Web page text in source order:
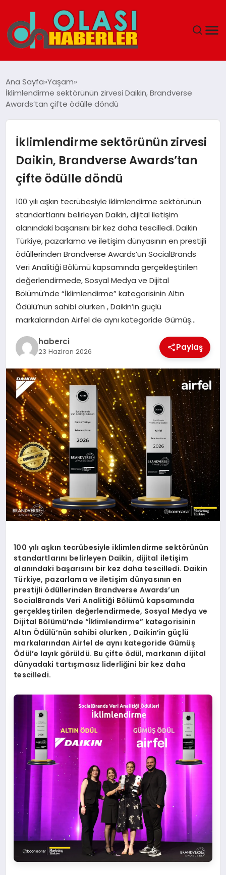
SPOR
TEKNOLOJI
YAŞAM
Ana Sayfa Yaşam
İklimlendirme sektörünün zirvesi Daikin, Brandverse
Awards’tan çifte ödülle döndü
İklimlendirme sektörünün zirvesi
Daikin, Brandverse Awards’tan
çifte ödülle döndü
100 yılı aşkın tecrübesiyle iklimlendirme sektörünün
standartlarını belirleyen Daikin, dijital iletişim
alanındaki başarısını bir kez daha tescilledi. Daikin
Türkiye, pazarlama ve iletişim dünyasının en prestijli
ödüllerinden Brandverse Awards’un SocialBrands
Veri Analitiği Bölümü kapsamında gerçekleştirilen
değerlendirmede, Sosyal Medya ve Dijital
Bölümü’nde “İklimlendirme” kategorisinin Altın
Ödülü’nün sahibi olurken , Daikin’in güçlü
markalarından Airfel de aynı kategoride Gümüş…
haberci
23 Haziran 2026 Paylaş
100 yılı aşkın tecrübesiyle iklimlendirme sektörünün
standartlarını belirleyen Daikin, dijital iletişim
alanındaki başarısını bir kez daha tescilledi. Daikin
Türkiye, pazarlama ve iletişim dünyasının en
prestijli ödüllerinden Brandverse Awards’un
SocialBrands Veri Analitiği Bölümü kapsamında
gerçekleştirilen değerlendirmede, Sosyal Medya ve
Dijital Bölümü’nde “İklimlendirme” kategorisinin
Altın Ödülü’nün sahibi olurken , Daikin’in güçlü
markalarından Airfel de aynı kategoride Gümüş
Ödül’e layık görüldü. Bu çifte ödül, markanın dijital
dünyadaki tartışmasız liderliğini bir kez daha
tescilledi.